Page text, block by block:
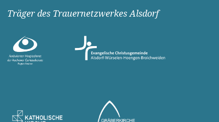
Träger des Trauernetzwerkes Alsdorf